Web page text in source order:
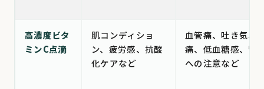
高濃度ビタ
ミンC点滴
肌コンディショ
ン、疲労感、抗酸
化ケアなど
血管痛、吐き気、
痛、低血糖感、腎
への注意など